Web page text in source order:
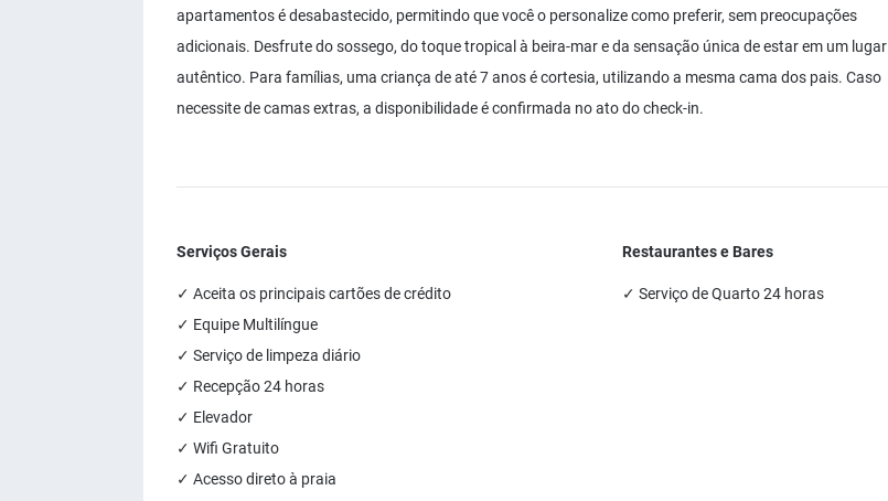
apartamentos é desabastecido, permitindo que você o personalize como preferir, sem preocupações
adicionais. Desfrute do sossego, do toque tropical à beira-mar e da sensação única de estar em um lugar
autêntico. Para famílias, uma criança de até 7 anos é cortesia, utilizando a mesma cama dos pais. Caso
necessite de camas extras, a disponibilidade é confirmada no ato do check-in.
Serviços Gerais
✓ Aceita os principais cartões de crédito
✓ Equipe Multilíngue
✓ Serviço de limpeza diário
✓ Recepção 24 horas
✓ Elevador
✓ Wifi Gratuito
✓ Acesso direto à praia
Restaurantes e Bares
✓ Serviço de Quarto 24 horas